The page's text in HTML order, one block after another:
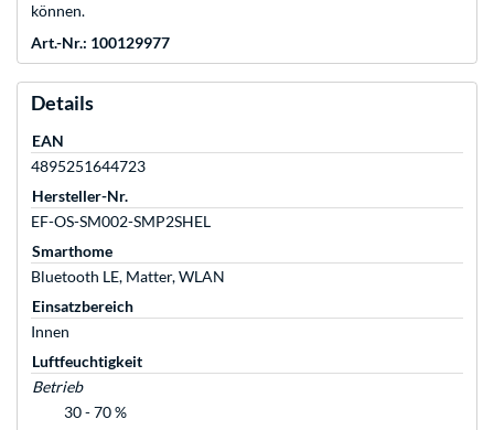
können.
Art.-Nr.: 100129977
Details
EAN
4895251644723
Hersteller-Nr.
EF-OS-SM002-SMP2SHEL
Smarthome
Bluetooth LE, Matter, WLAN
Einsatzbereich
Innen
Luftfeuchtigkeit
Betrieb
30 - 70 %